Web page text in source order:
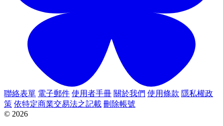
聯絡表單 電子郵件 使用者手冊 關於我們 使用條款 隱私權政
策 依特定商業交易法之記載 刪除帳號
© 2026